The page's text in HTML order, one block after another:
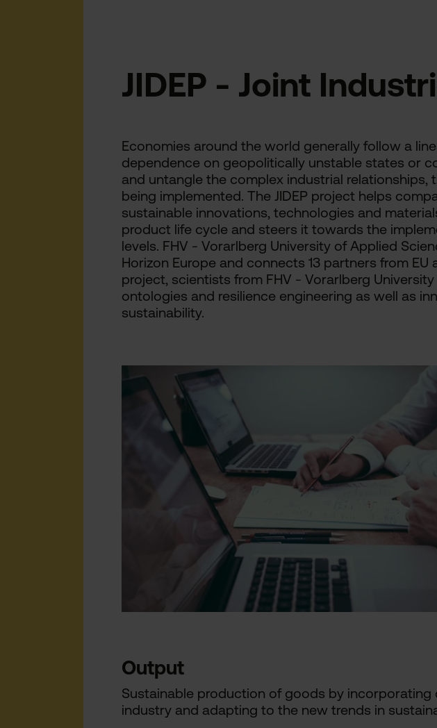
JIDEP - Joint
Economies around the world generally follow a
dependence on geopolitically unstable states or
and untangle the complex industrial relationships,
being implemented. The JIDEP project helps
sustainable innovations, technologies and
product life cycle and steers it towards the
levels. FHV - Vorarlberg University of Applied
Horizon Europe and connects 13 partners from
project, scientists from FHV - Vorarlberg
ontologies and resilience engineering as well as
sustainability.
Output
Sustainable production of goods by
industry and adapting to the new trends in